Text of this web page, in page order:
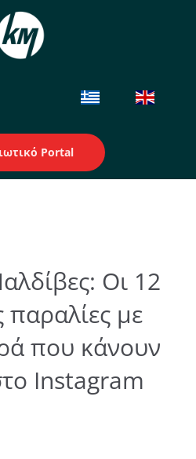
Portal
Οι 12
παραλίες με
που κάνουν
Instagram